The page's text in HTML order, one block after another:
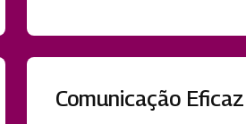
Comunicação Eficaz